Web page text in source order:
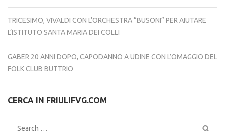
TRICESIMO, VIVALDI CON L’ORCHESTRA “BUSONI” PER AIUTARE
L’ISTITUTO SANTA MARIA DEI COLLI
GABER 20 ANNI DOPO, CAPODANNO A UDINE CON L’OMAGGIO DEL
FOLK CLUB BUTTRIO
CERCA IN FRIULIFVG.COM
Search